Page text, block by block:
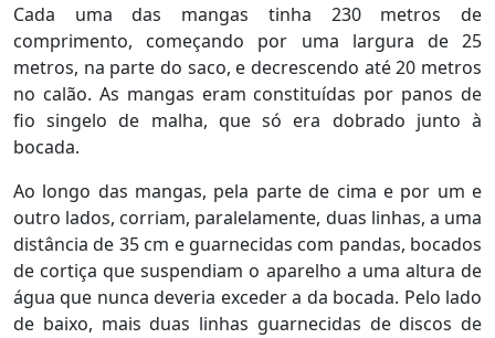
Cada uma das mangas tinha 230 metros de
comprimento, começando por uma largura de 25
metros, na parte do saco, e decrescendo até 20 metros
no calão. As mangas eram constituídas por panos de
fio singelo de malha, que só era dobrado junto à
bocada.
Ao longo das mangas, pela parte de cima e por um e
outro lados, corriam, paralelamente, duas linhas, a uma
distância de 35 cm e guarnecidas com pandas, bocados
de cortiça que suspendiam o aparelho a uma altura de
água que nunca deveria exceder a da bocada. Pelo lado
de baixo, mais duas linhas guarnecidas de discos de